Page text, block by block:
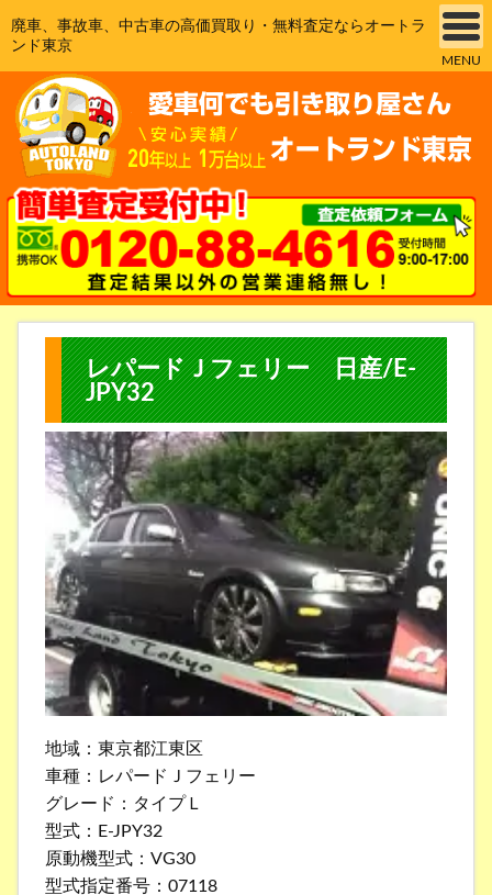
廃車、事故車、中古車の高価買取り・無料査定ならオートラ
ンド東京
MENU
レパードＪフェリー 日産/E-
JPY32
地域：東京都江東区
車種：レパードＪフェリー
グレード：タイプＬ
型式：E-JPY32
原動機型式：VG30
型式指定番号：07118